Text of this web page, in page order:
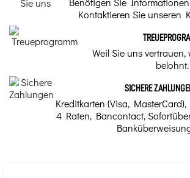
Kontaktieren Sie unseren
Weil Sie uns
belohnt.
SICHERE
Kreditkarten (Visa,
4 Raten, Bancontact,